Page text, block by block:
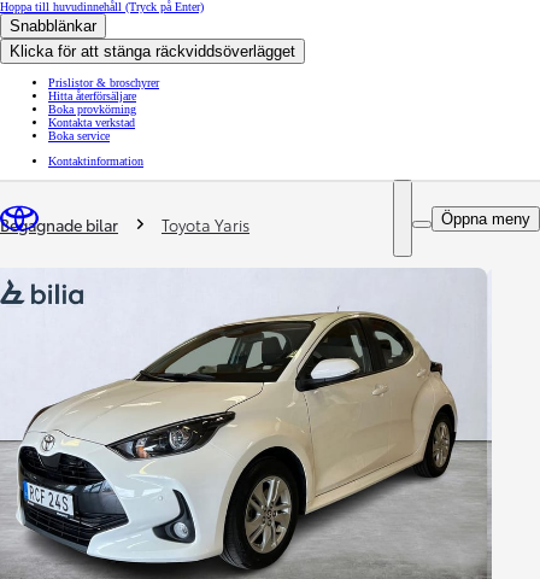
Hoppa till huvudinnehåll (Tryck på Enter)
Snabblänkar
Klicka för att stänga räckviddsöverlägget
Prislistor & broschyrer
Hitta återförsäljare
Boka provkörning
Kontakta verkstad
Boka service
Kontaktinformation
Öppna meny
You are here
Begagnade bilar Toyota Yaris